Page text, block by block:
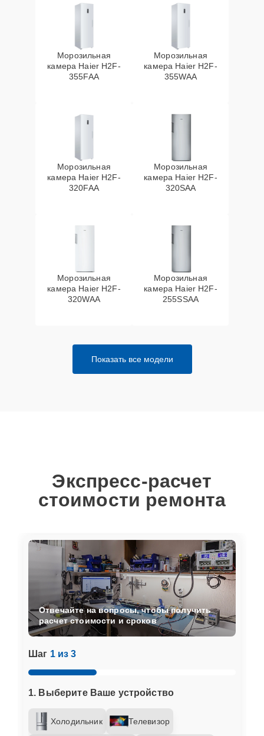
Морозильная
камера Haier H2F-
355FAA
Морозильная
камера Haier H2F-
355WAA
Морозильная
камера Haier H2F-
320FAA
Морозильная
камера Haier H2F-
320SAA
Морозильная
камера Haier H2F-
320WAA
Морозильная
камера Haier H2F-
255SSAA
Показать все модели
Экспресс-расчет
стоимости ремонта
Шаг 1 из 3
1. Выберите Ваше устройство
Холодильник Телевизор
Отвечайте на вопросы, чтобы получить
расчет стоимости и сроков